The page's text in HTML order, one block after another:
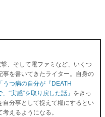
、そして電ファミなど、いくつ
事を書いてきたライター。自身の
「うつ病の自分が『DEATH
“実感”を取り戻した話」 をきっ
自分事として捉えて糧にするとい
えるようになる。